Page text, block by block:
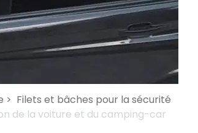
> Filets et bâches pour la sécurité
de la voiture et du camping-car